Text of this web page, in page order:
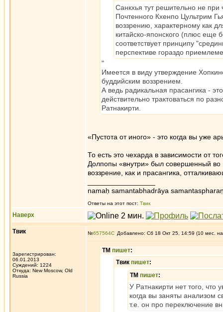
Санкхья тут решительно не
Почтенного Кхенпо Цультрим
воззрению, характерному как
китайско-японского (плюс еще
соответствует принципу
перспективе гораздо
"
Имеется в виду утверждение
буддийским воззрением.
А ведь радикальная прасангика -
действительно трактоваться по
Ратнакирти.
«Пустота от иного» - это когда вы уже
То есть это чехарда в зависимости от
Долпопы «внутри» был совершенный во
воззрение, как и прасангика,
namaḥ samantabhadrāya
Ответы на этот пост: Твик
Наверх
Твик
Зарегистрирован:
06.01.2013
Суждений: 1224
Откуда: New Moscow, Old
Russia
№657564 Добавлено: Сб 18 Окт 25, 14:59 (10 мес.
ТМ пишет:
Твик пишет:
ТМ пишет:
У Ратнакирти нет того, что
когда вы заняты анализом
т.е. он про переключение